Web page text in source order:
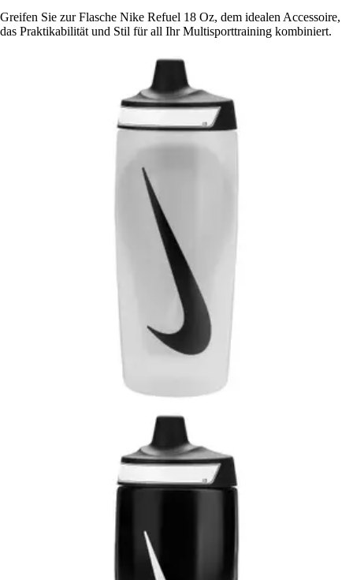
Greifen Sie zur Flasche Nike Refuel 18 Oz, dem idealen Accessoire,
das Praktikabilität und Stil für all Ihr Multisporttraining kombiniert.